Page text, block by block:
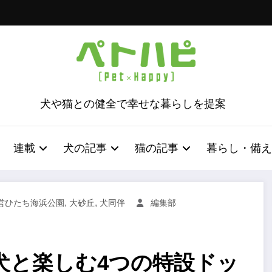
犬や猫との健全で幸せな暮らしを提案
連載 犬の記事 猫の記事 暮らし・備え
ひたち海浜公園, 大砂丘, 犬同伴 編集部
と楽しむ4つの特設ドッ